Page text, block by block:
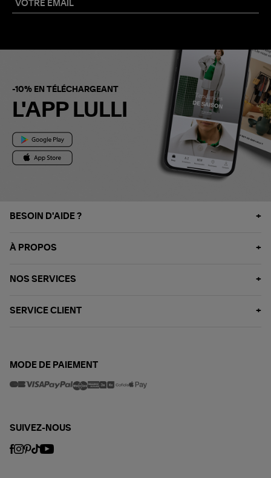
-10% EN TÉLÉCHARGEANT
L'APP LULLI
BESOIN D'AIDE ?
À PROPOS
NOS SERVICES
SERVICE CLIENT
MODE DE PAIEMENT
SUIVEZ-NOUS